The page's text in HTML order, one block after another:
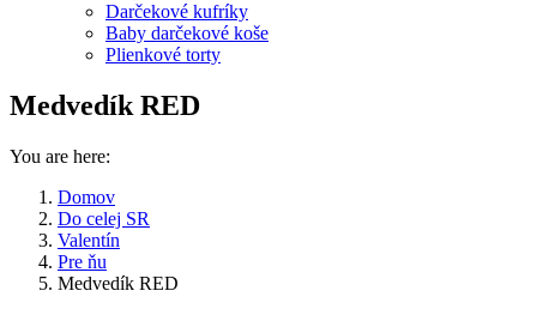
Darčekové kufríky
Baby darčekové koše
Plienkové torty
Medvedík RED
You are here:
Domov
Do celej SR
Valentín
Pre ňu
Medvedík RED